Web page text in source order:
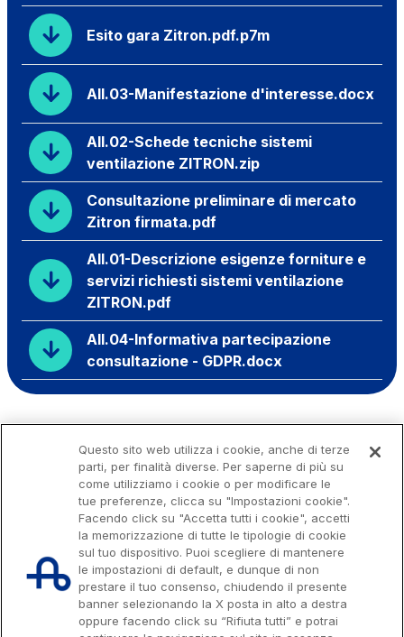
Esito gara Zitron.pdf.p7m
All.03-Manifestazione d'interesse.docx
All.02-Schede tecniche sistemi
ventilazione ZITRON.zip
Consultazione preliminare di mercato
Zitron firmata.pdf
All.01-Descrizione esigenze forniture e
servizi richiesti sistemi ventilazione
ZITRON.pdf
All.04-Informativa partecipazione
consultazione - GDPR.docx
Questo sito web utilizza i cookie, anche di terze
parti, per finalità diverse. Per saperne di più su
come utilizziamo i cookie o per modificare le
tue preferenze, clicca su "Impostazioni cookie".
Facendo click su "Accetta tutti i cookie", accetti
la memorizzazione di tutte le tipologie di cookie
sul tuo dispositivo. Puoi scegliere di mantenere
le impostazioni di default, e dunque di non
prestare il tuo consenso, chiudendo il presente
banner selezionando la X posta in alto a destra
oppure facendo click su “Rifiuta tutti” e potrai